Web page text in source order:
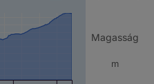
Magasság
m